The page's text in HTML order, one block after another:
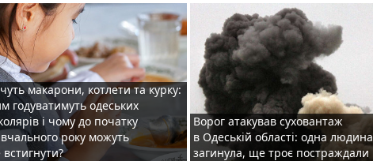
макарони, котлети та курку:
годуватимуть одеських
і чому до початку
року можуть
встигнути?
Ворог атакував суховантаж
в Одеській області: одна людина
загинула, ще троє постраждали